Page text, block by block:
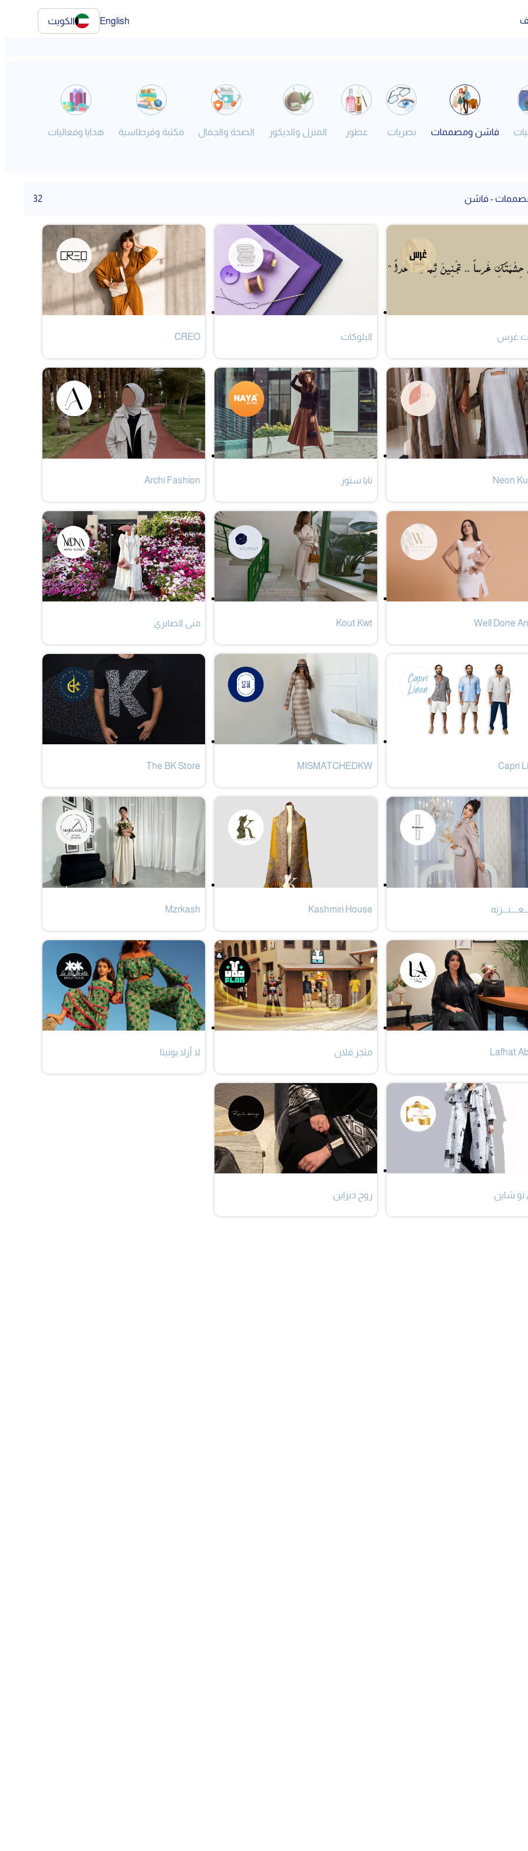
English الكويت
فاشن ومصممات بصريات عطور المنزل والديكور الصحة والجمال مكتبة وقرطاسية هدايا وفعاليات
- فاشن 32
غرس البلوكات CREO
Neon نايا ستور Archi Fashion
Well Done
Kout Kwt منى الصابري
Capri
MISMATCHEDKW
The BK Store
Kashmiri House
Mzrkash
Lafhat متجر فلان لا أزلا بونيتا
تو شاين روح ديزاين